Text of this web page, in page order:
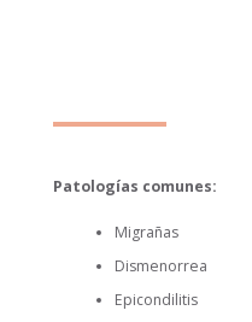
Patologías comunes:
Migrañas
Dismenorrea
Epicondilitis